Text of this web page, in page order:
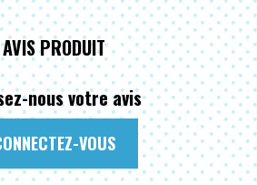
AVIS PRODUIT
nous votre avis
VOUS